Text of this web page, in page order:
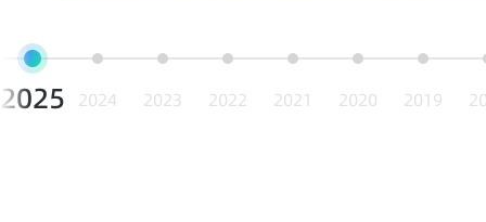
2025 2024 2023 2022 2021 2020 2019